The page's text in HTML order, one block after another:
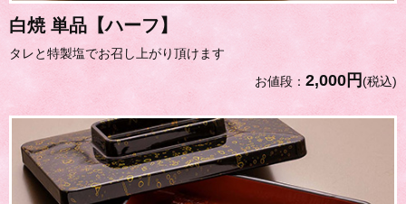
白焼 単品【ハーフ】
タレと特製塩でお召し上がり頂けます
お値段： 2,000円(税込)